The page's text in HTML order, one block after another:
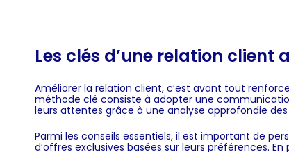
Les clés d’une relation client
Améliorer la relation client, c’est avant tout
méthode clé consiste à adopter une
leurs attentes grâce à une analyse approfondie
Parmi les conseils essentiels, il est important de
d’offres exclusives basées sur leurs préférences.